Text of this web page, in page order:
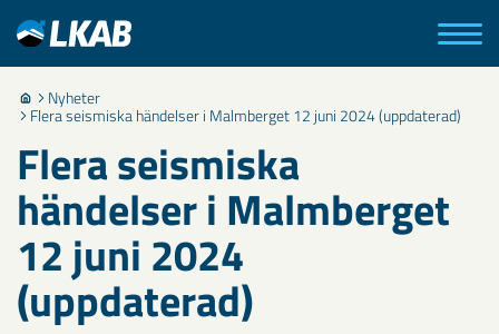
Nyheter
Flera seismiska händelser i Malmberget 12 juni 2024 (uppdaterad)
Flera seismiska
händelser i Malmberget
12 juni 2024
(uppdaterad)